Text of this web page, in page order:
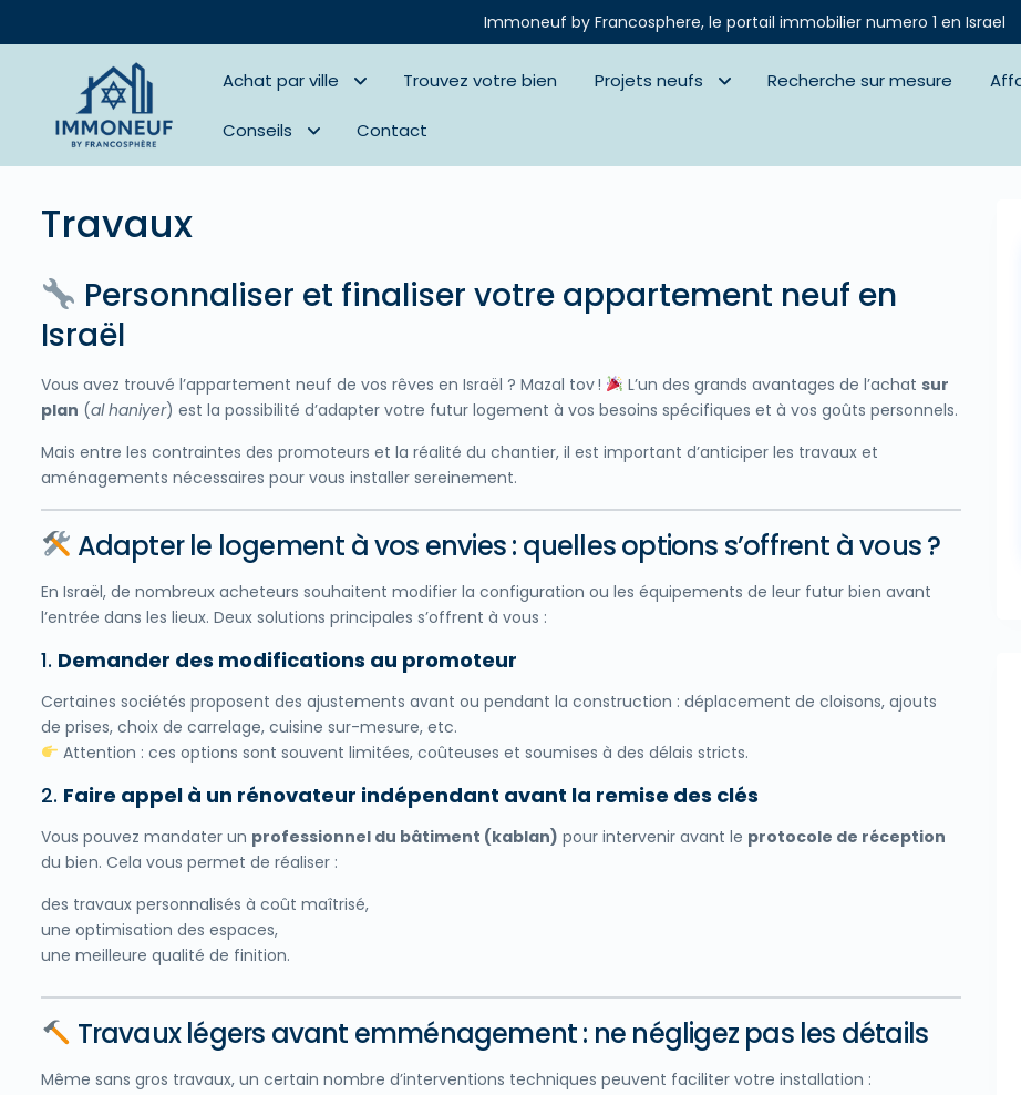
Immoneuf by Francosphere, le portail immobilier numero 1 en Israel
Achat par ville Trouvez votre bien Projets neufs Recherche sur mesure
Conseils Contact
Travaux
Personnaliser et finaliser votre appartement neuf en
Israël
Vous avez trouvé l’appartement neuf de vos rêves en Israël ? Mazal tov ! L’un des grands avantages de l’achat sur
plan (al haniyer) est la possibilité d’adapter votre futur logement à vos besoins spécifiques et à vos goûts personnels.
Mais entre les contraintes des promoteurs et la réalité du chantier, il est important d’anticiper les travaux et
aménagements nécessaires pour vous installer sereinement.
Adapter le logement à vos envies : quelles options s’offrent à vous ?
En Israël, de nombreux acheteurs souhaitent modifier la configuration ou les équipements de leur futur bien avant
l’entrée dans les lieux. Deux solutions principales s’offrent à vous :
1. Demander des modifications au promoteur
Certaines sociétés proposent des ajustements avant ou pendant la construction : déplacement de cloisons, ajouts
de prises, choix de carrelage, cuisine sur-mesure, etc.
Attention : ces options sont souvent limitées, coûteuses et soumises à des délais stricts.
2. Faire appel à un rénovateur indépendant avant la remise des clés
Vous pouvez mandater un professionnel du bâtiment (kablan) pour intervenir avant le protocole de réception
du bien. Cela vous permet de réaliser :
des travaux personnalisés à coût maîtrisé,
une optimisation des espaces,
une meilleure qualité de finition.
Travaux légers avant emménagement : ne négligez pas les détails
Même sans gros travaux, un certain nombre d’interventions techniques peuvent faciliter votre installation :